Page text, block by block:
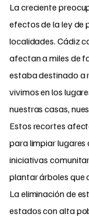
La creciente
efectos de la ley de
localidades. Cádiz
afectan a miles de
estaba destinado a
vivimos en los
nuestras casas,
Estos recortes
para limpiar
iniciativas
plantar árboles que
La eliminación de
estados con alta